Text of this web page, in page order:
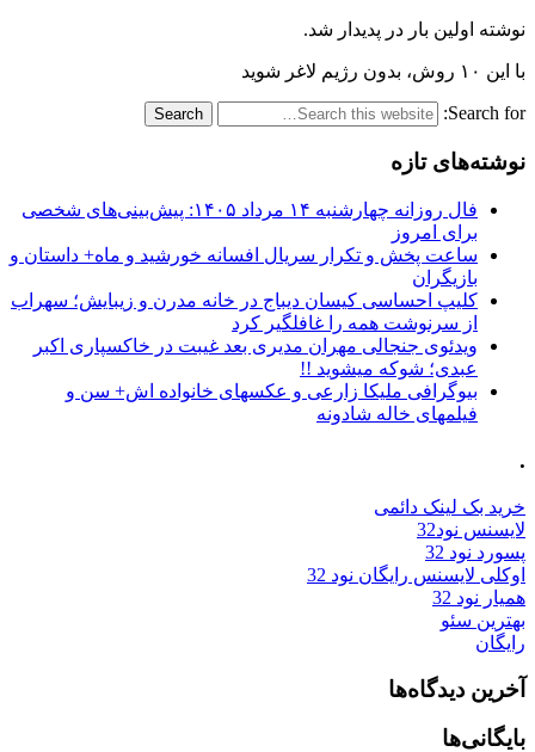
نوشته اولین بار در پدیدار شد.
با این ۱۰ روش، بدون رژیم لاغر شوید
Search for:
نوشته‌های تازه
فال روزانه چهارشنبه ۱۴ مرداد ۱۴۰۵: پیش‌بینی‌های شخصی
برای امروز
ساعت پخش و تکرار سریال افسانه خورشید و ماه+ داستان و
بازیگران
کلیپ احساسی کیسان دیباج در خانه مدرن و زیبایش؛ سهراب
از سرنوشت همه را غافلگیر کرد
ویدئوی جنجالی مهران مدیری بعد غیبت در خاکسپاری اکبر
عبدی؛ شوکه میشوید !!
بیوگرافی ملیکا زارعی و عکسهای خانواده اش+ سن و
فیلمهای خاله شادونه
.
خرید بک لینک دائمی
لایسنس نود32
پسورد نود 32
اوکلی لایسنس رایگان نود 32
همیار نود 32
بهترین سئو
رایگان
آخرین دیدگاه‌ها
بایگانی‌ها